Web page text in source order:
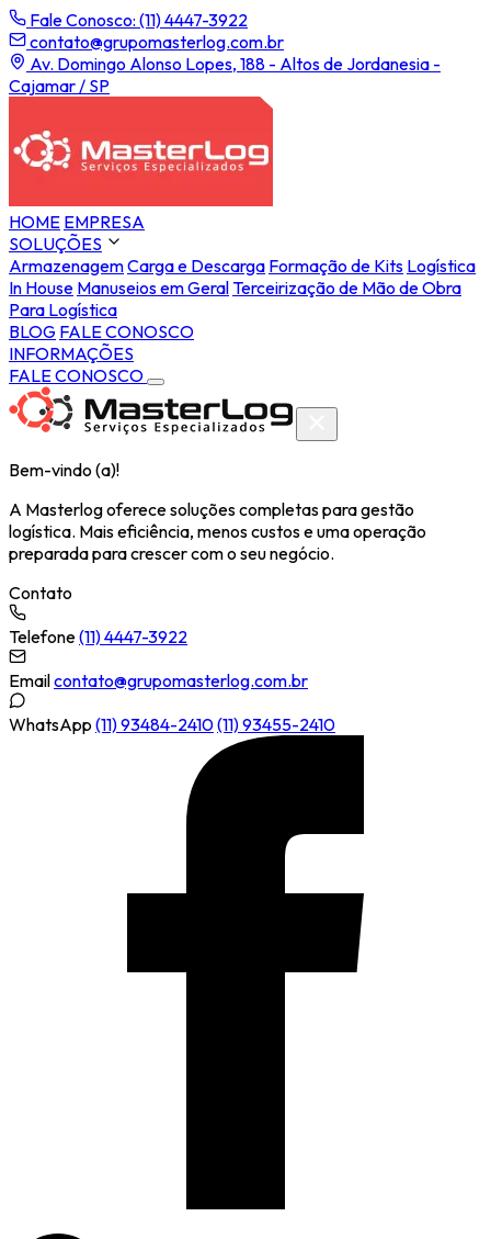
Fale Conosco: (11) 4447-3922
contato@grupomasterlog.com.br
Av. Domingo Alonso Lopes, 188 - Altos de Jordanesia -
Cajamar / SP
HOME EMPRESA
SOLUÇÕES
ArmazenagemCarga e Descarga Formação de Kits Logística
In House Manuseios em GeralTerceirização de Mão de Obra
Para Logística
BLOG FALE CONOSCO
INFORMAÇÕES
FALE CONOSCO
Bem-vindo (a)!
A Masterlog oferece soluções completas para gestão
logística. Mais eficiência, menos custos e uma operação
preparada para crescer com o seu negócio.
Contato
Telefone(11) 4447-3922
Emailcontato@grupomasterlog.com.br
WhatsApp (11) 93484-2410(11) 93455-2410